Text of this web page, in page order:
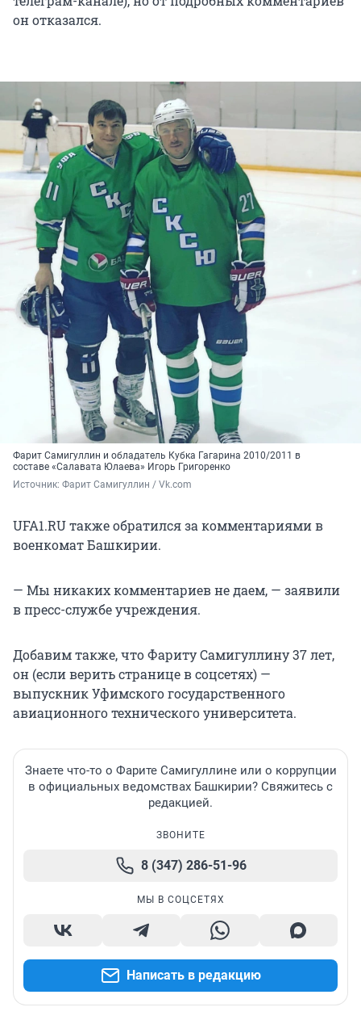
он отказался.
Фарит Самигуллин и обладатель Кубка Гагарина 2010/2011 в
составе «Салавата Юлаева» Игорь Григоренко
Источник: Фарит Самигуллин / Vk.com
UFA1.RU также обратился за комментариями в
военкомат Башкирии.
— Мы никаких комментариев не даем, — заявили
в пресс-службе учреждения.
Добавим также, что Фариту Самигуллину 37 лет,
он (если верить странице в соцсетях) —
выпускник Уфимского государственного
авиационного технического университета.
Знаете что-то о Фарите Самигуллине или о коррупции
в официальных ведомствах Башкирии? Свяжитесь с
редакцией.
ЗВОНИТЕ
8 (347) 286-51-96
МЫ В СОЦСЕТЯХ
Написать в редакцию